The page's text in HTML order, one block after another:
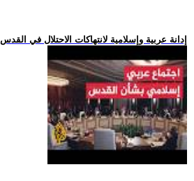
.. إدانة عربية وإسلامية لانتهاكات الاحتلال في القدس